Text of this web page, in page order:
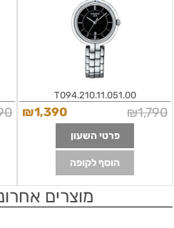
T094.210.11.051.00
₪1,790
₪1,390
פרטי השעון
הוסף לקופה
מוצרים